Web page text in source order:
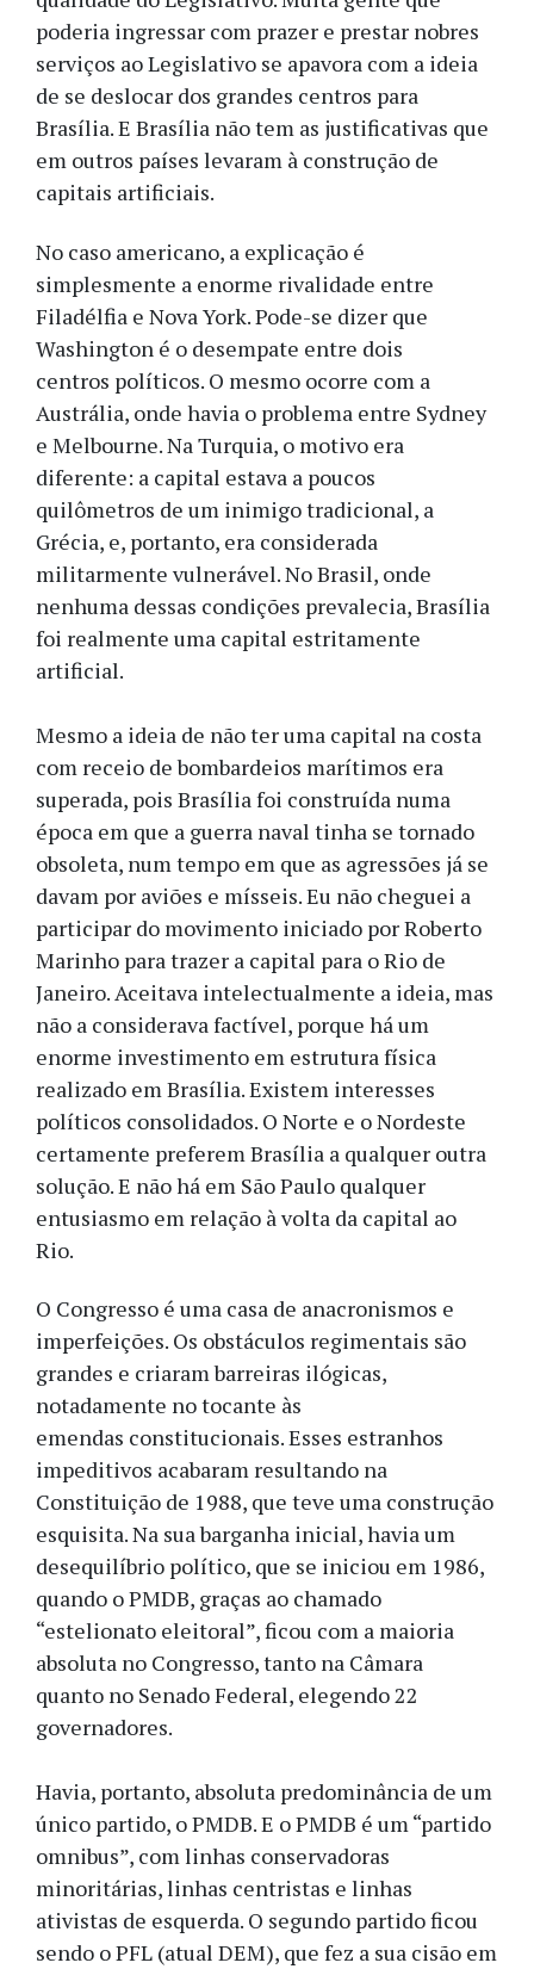
poderia ingressar com prazer e prestar nobres
serviços ao Legislativo se apavora com a ideia
de se deslocar dos grandes centros para
Brasília. E Brasília não tem as justificativas que
em outros países levaram à construção de
capitais artificiais.
No caso americano, a explicação é
simplesmente a enorme rivalidade entre
Filadélfia e Nova York. Pode-se dizer que
Washington é o desempate entre dois
centros políticos. O mesmo ocorre com a
Austrália, onde havia o problema entre Sydney
e Melbourne. Na Turquia, o motivo era
diferente: a capital estava a poucos
quilômetros de um inimigo tradicional, a
Grécia, e, portanto, era considerada
militarmente vulnerável. No Brasil, onde
nenhuma dessas condições prevalecia, Brasília
foi realmente uma capital estritamente
artificial.
Mesmo a ideia de não ter uma capital na costa
com receio de bombardeios marítimos era
superada, pois Brasília foi construída numa
época em que a guerra naval tinha se tornado
obsoleta, num tempo em que as agressões já se
davam por aviões e mísseis. Eu não cheguei a
participar do movimento iniciado por Roberto
Marinho para trazer a capital para o Rio de
Janeiro. Aceitava intelectualmente a ideia, mas
não a considerava factível, porque há um
enorme investimento em estrutura física
realizado em Brasília. Existem interesses
políticos consolidados. O Norte e o Nordeste
certamente preferem Brasília a qualquer outra
solução. E não há em São Paulo qualquer
entusiasmo em relação à volta da capital ao
Rio.
O Congresso é uma casa de anacronismos e
imperfeições. Os obstáculos regimentais são
grandes e criaram barreiras ilógicas,
notadamente no tocante às
emendas constitucionais. Esses estranhos
impeditivos acabaram resultando na
Constituição de 1988, que teve uma construção
esquisita. Na sua barganha inicial, havia um
desequilíbrio político, que se iniciou em 1986,
quando o PMDB, graças ao chamado
“estelionato eleitoral”, ficou com a maioria
absoluta no Congresso, tanto na Câmara
quanto no Senado Federal, elegendo 22
governadores.
Havia, portanto, absoluta predominância de um
único partido, o PMDB. E o PMDB é um “partido
omnibus”, com linhas conservadoras
minoritárias, linhas centristas e linhas
ativistas de esquerda. O segundo partido ficou
sendo o PFL (atual DEM), que fez a sua cisão em